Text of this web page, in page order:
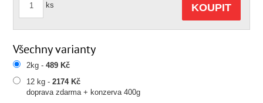
ks KOUPIT
Všechny varianty
2kg -489 Kč
12 kg -2174 Kč
doprava zdarma + konzerva 400g